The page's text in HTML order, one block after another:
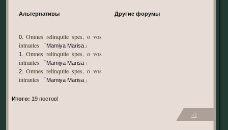
Альтернативы Другие форумы
0.Omnes relinquite spes, o vos
intrantes「Mamiya Marisa」
1.Omnes relinquite spes, o vos
intrantes「Mamiya Marisa」
2.Omnes relinquite spes, o vos
intrantes「Mamiya Marisa」
Итого: 19 постов!
+1